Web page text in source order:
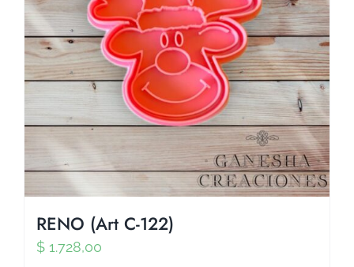
RENO (Art C-122)
$ 1.728,00